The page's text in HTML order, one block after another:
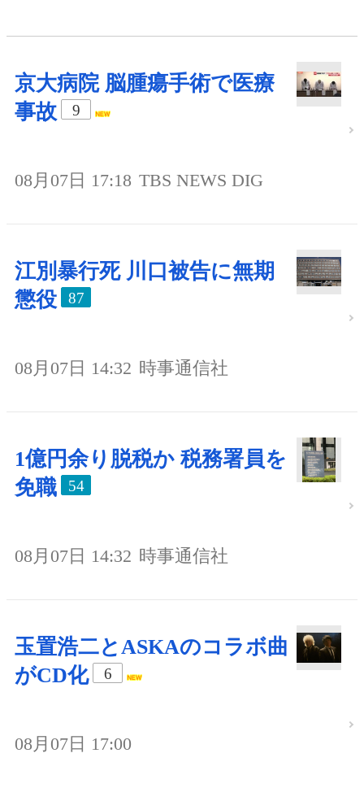
京大病院 脳腫瘍手術で医療
事故
9
08月07日 17:18 TBS NEWS DIG
江別暴行死 川口被告に無期
懲役
87
08月07日 14:32 時事通信社
1億円余り脱税か 税務署員を
免職
54
08月07日 14:32 時事通信社
玉置浩二とASKAのコラボ曲
がCD化
6
08月07日 17:00